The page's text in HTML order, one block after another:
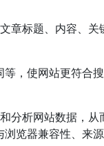
章标题、内容、
，使网站更符合
分析网站数据，
览器兼容性、来